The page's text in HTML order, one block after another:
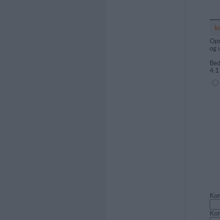
og
4.1